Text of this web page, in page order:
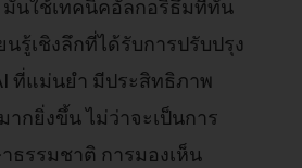
มันใช้เทคนิคอัลกอริธึมที่ทัน
นรู้เชิงลึกที่ได้รับการปรับปรุง
ที่แม่นยำ มีประสิทธิภาพ
ากยิ่งขึ้น ไม่ว่าจะเป็นการ
ธรรมชาติ การมองเห็น